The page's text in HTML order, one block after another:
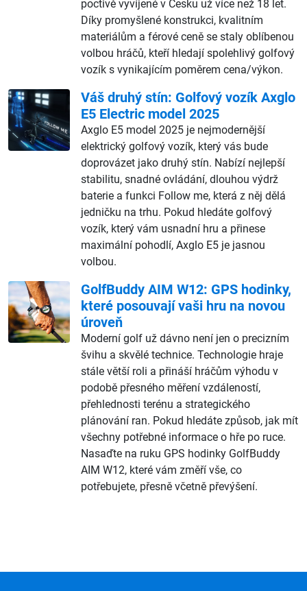
poctivě vyvíjené v Česku už více než 18 let.
Díky promyšlené konstrukci, kvalitním
materiálům a férové ceně se staly oblíbenou
volbou hráčů, kteří hledají spolehlivý golfový
vozík s vynikajícím poměrem cena/výkon.
Váš druhý stín: Golfový vozík Axglo
E5 Electric model 2025
Axglo E5 model 2025 je nejmodernější
elektrický golfový vozík, který vás bude
doprovázet jako druhý stín. Nabízí nejlepší
stabilitu, snadné ovládání, dlouhou výdrž
baterie a funkci Follow me, která z něj dělá
jedničku na trhu. Pokud hledáte golfový
vozík, který vám usnadní hru a přinese
maximální pohodlí, Axglo E5 je jasnou
volbou.
GolfBuddy AIM W12: GPS hodinky,
které posouvají vaši hru na novou
úroveň
Moderní golf už dávno není jen o precizním
švihu a skvělé technice. Technologie hraje
stále větší roli a přináší hráčům výhodu v
podobě přesného měření vzdáleností,
přehlednosti terénu a strategického
plánování ran. Pokud hledáte způsob, jak mít
všechny potřebné informace o hře po ruce.
Nasaďte na ruku GPS hodinky GolfBuddy
AIM W12, které vám změří vše, co
potřebujete, přesně včetně převýšení.